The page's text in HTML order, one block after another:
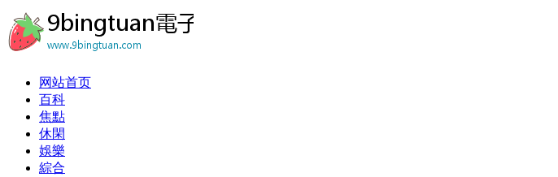
网站首页
百科
焦點
休閑
娛樂
綜合